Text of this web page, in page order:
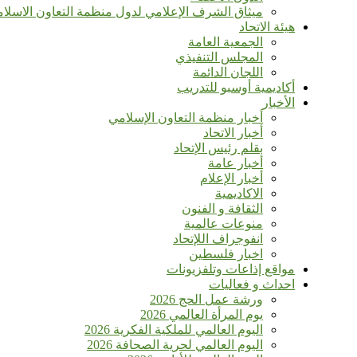
ميثاق الشرف الإعلامي لدول منظمة التعاون
هيئة الاتحاد
الجمعية العامة
المجلس التنفيذي
اللجان الدائمة
أكاديمية أوسبو للتدريب
الأخبار
أخبار منظمة التعاون الإسلامي
أخبار الاتحاد
بقلم رئيس الإتحاد
أخبار عامة
أخبار الإعلام
الاكاديمية
الثقافة و الفنون
منوعات عالمية
انفوجراف اللإتحاد
اخبار فلسطين
مواقع إذاعات وتلفزيونات
احداث و فعاليات
ورشة عمل الحج 2026
يوم المرأة العالمي 2026
اليوم العالمي للملكية الفكرية 2026
اليوم العالمي لحرية الصحافة 2026